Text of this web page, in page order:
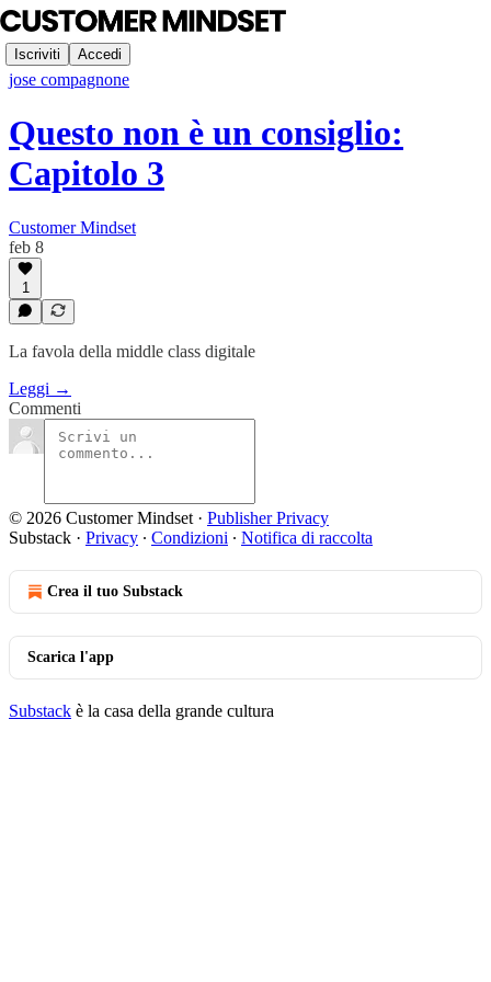
Iscriviti Accedi
jose compagnone
Questo non è un consiglio:
Capitolo 3
Customer Mindset
feb 8
1
La favola della middle class digitale
Leggi →
Commenti
© 2026 Customer Mindset · Publisher Privacy
Substack · Privacy ∙ Condizioni ∙ Notifica di raccolta
Crea il tuo Substack
Scarica l'app
Substack è la casa della grande cultura